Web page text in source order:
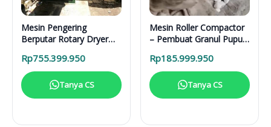
Mesin Pengering
Berputar Rotary Dryer
Rp755.399.950
Tanya CS
Mesin Roller Compactor
– Pembuat Granul Pupuk
Rp185.999.950
Tanya CS